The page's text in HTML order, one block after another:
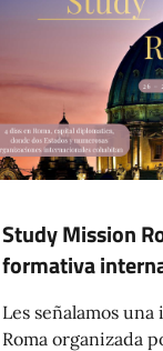
Study Mission
formativa
Les señalamos
Roma organizada